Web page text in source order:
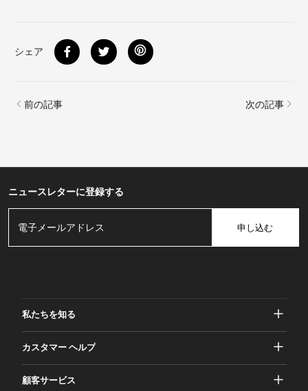
シェア
前の記事 次の記事
ニュースレターに登録する
申し込む
私たちを知る
規約と条件
カスタマー ヘルプ
顧客サービス